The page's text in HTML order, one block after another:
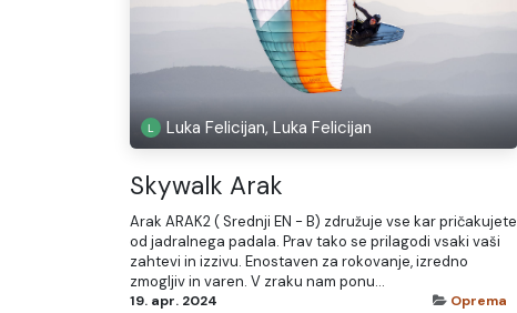
Luka Felicijan, Luka Felicijan
Skywalk Arak
Arak ARAK2 ( Srednji EN - B) združuje vse kar pričakujete
od jadralnega padala. Prav tako se prilagodi vsaki vaši
zahtevi in izzivu. Enostaven za rokovanje, izredno
zmogljiv in varen. V zraku nam ponu...
19. apr. 2024 Oprema